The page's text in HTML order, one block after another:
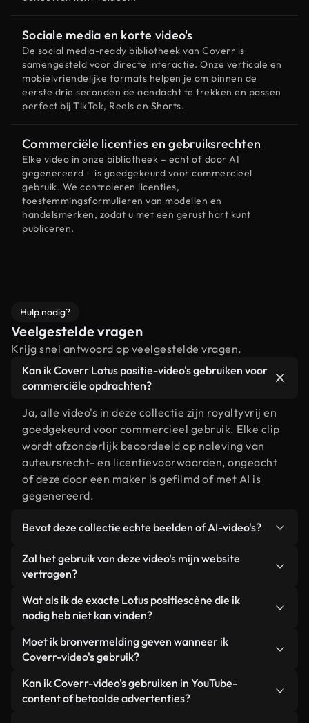
Sociale media en korte video's
De social media-ready bibliotheek van Coverr is
samengesteld voor directe interactie. Onze verticale en
mobielvriendelijke formats helpen je om binnen de
eerste drie seconden de aandacht te trekken en passen
perfect bij TikTok, Reels en Shorts.
Commerciële licenties en gebruiksrechten
Elke video in onze bibliotheek – echt of door AI
gegenereerd – is goedgekeurd voor commercieel
gebruik. We controleren licenties,
toestemmingsformulieren van modellen en
handelsmerken, zodat u met een gerust hart kunt
publiceren.
Hulp nodig?
Veelgestelde vragen
Krijg snel antwoord op veelgestelde vragen.
Kan ik Coverr Lotus positie-video's gebruiken voor
commerciële opdrachten?
Ja, alle video's in deze collectie zijn royaltyvrij en
goedgekeurd voor commercieel gebruik. Elke clip
wordt afzonderlijk beoordeeld op naleving van
auteursrecht- en licentievoorwaarden, ongeacht
of deze door een maker is gefilmd of met AI is
gegenereerd.
Bevat deze collectie echte beelden of AI-video's?
Beide. Dit is een hybride bibliotheek die bestaat
uit echte, door mensen gefilmde beelden van
gegenereerde video's. Elke video is duidelijk
gelabeld, zodat je altijd weet wat je gebruikt.
Zal het gebruik van deze video's mijn website
vertragen?
Niet als u voor onze geoptimaliseerde versies
kiest. Wij bieden lichtgewicht, webklare formaten
achtergrond. Zo blijft de kwaliteit hoog, worden de
laadtijden geminimaliseerd en worden
statistieken zoals LCP verbeterd.
Wat als ik de exacte Lotus positiescène die ik
nodig heb niet kan vinden?
Met Coverr AI Studio maak je direct een video.
Beschrijf de scène – bijvoorbeeld "Lotus positie bij
enkele seconden een gepersonaliseerde video die
voldoet aan onze licentievoorwaarden.
Moet ik bronvermelding geven wanneer ik
Coverr-video's gebruik?
Naamsvermelding is niet vereist. Alle video's in
onze stockbibliotheek zijn royaltyvrij en kunnen
Kan ik Coverr-video's gebruiken in YouTube-
content of betaalde advertenties?